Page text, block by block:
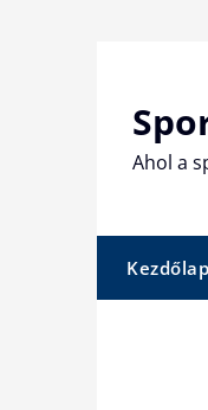
Ahol a
Kezdőlap